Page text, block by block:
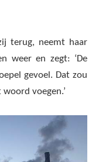
terug, neemt haar
weer en zegt: ‘De
gevoel. Dat zou
voegen.’